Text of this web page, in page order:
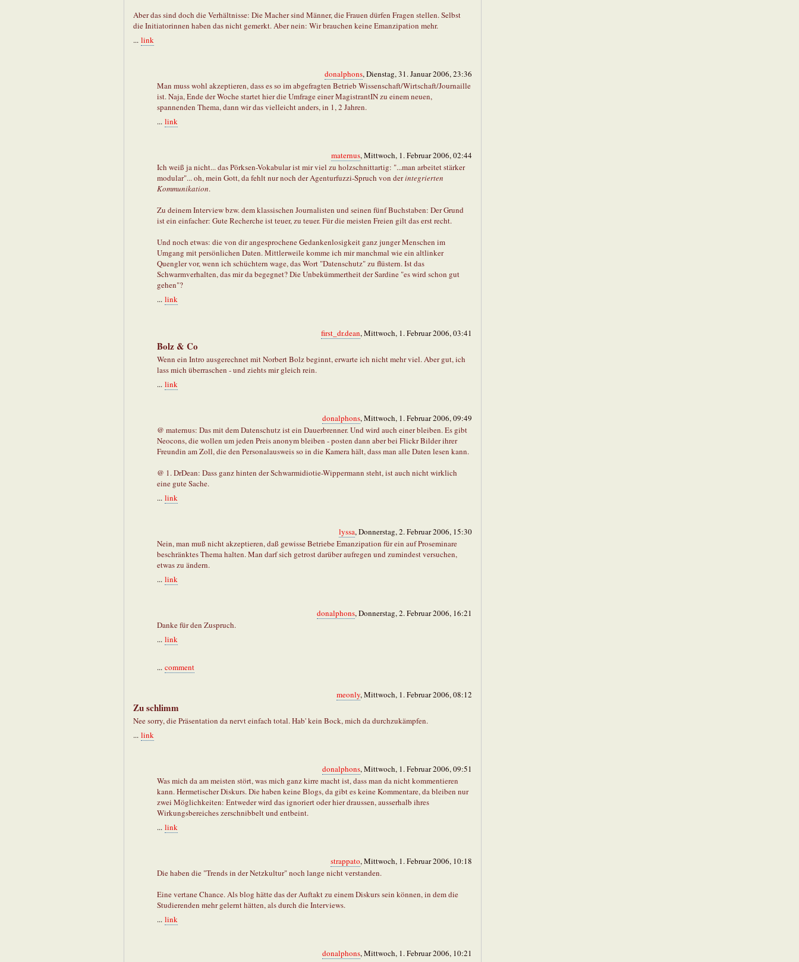
Aber das sind doch die Verhältnisse: Die Macher sind Männer, die Frauen dürfen Fragen stellen. Selbst
die Initiatorinnen haben das nicht gemerkt. Aber nein: Wir brauchen keine Emanzipation mehr.
... link
donalphons, Dienstag, 31. Januar 2006, 23:36
Man muss wohl akzeptieren, dass es so im abgefragten Betrieb Wissenschaft/Wirtschaft/Journaille
ist. Naja, Ende der Woche startet hier die Umfrage einer MagistrantIN zu einem neuen,
spannenden Thema, dann wir das vielleicht anders, in 1, 2 Jahren.
... link
maternus, Mittwoch, 1. Februar 2006, 02:44
Ich weiß ja nicht... das Pörksen-Vokabular ist mir viel zu holzschnittartig: "...man arbeitet stärker
modular"... oh, mein Gott, da fehlt nur noch der Agenturfuzzi-Spruch von derintegrierten
Kommunikation.
Zu deinem Interview bzw. dem klassischen Journalisten und seinen fünf Buchstaben: Der Grund
ist ein einfacher: Gute Recherche ist teuer, zu teuer. Für die meisten Freien gilt das erst recht.
Und noch etwas: die von dir angesprochene Gedankenlosigkeit ganz junger Menschen im
Umgang mit persönlichen Daten. Mittlerweile komme ich mir manchmal wie ein altlinker
Quengler vor, wenn ich schüchtern wage, das Wort "Datenschutz" zu flüstern. Ist das
Schwarmverhalten, das mir da begegnet? Die Unbekümmertheit der Sardine "es wird schon gut
gehen"?
... link
first_dr.dean, Mittwoch, 1. Februar 2006, 03:41
Bolz & Co
Wenn ein Intro ausgerechnet mit Norbert Bolz beginnt, erwarte ich nicht mehr viel. Aber gut, ich
lass mich überraschen - und ziehts mir gleich rein.
... link
donalphons, Mittwoch, 1. Februar 2006, 09:49
@ maternus: Das mit dem Datenschutz ist ein Dauerbrenner. Und wird auch einer bleiben. Es gibt
Neocons, die wollen um jeden Preis anonym bleiben - posten dann aber bei Flickr Bilder ihrer
Freundin am Zoll, die den Personalausweis so in die Kamera hält, dass man alle Daten lesen kann.
@ 1. DrDean: Dass ganz hinten der Schwarmidiotie-Wippermann steht, ist auch nicht wirklich
eine gute Sache.
... link
lyssa, Donnerstag, 2. Februar 2006, 15:30
Nein, man muß nicht akzeptieren, daß gewisse Betriebe Emanzipation für ein auf Proseminare
beschränktes Thema halten. Man darf sich getrost darüber aufregen und zumindest versuchen,
etwas zu ändern.
... link
donalphons, Donnerstag, 2. Februar 2006, 16:21
Danke für den Zuspruch.
... link
... comment
meonly, Mittwoch, 1. Februar 2006, 08:12
Zu schlimm
Nee sorry, die Präsentation da nervt einfach total. Hab' kein Bock, mich da durchzukämpfen.
... link
donalphons, Mittwoch, 1. Februar 2006, 09:51
Was mich da am meisten stört, was mich ganz kirre macht ist, dass man da nicht kommentieren
kann. Hermetischer Diskurs. Die haben keine Blogs, da gibt es keine Kommentare, da bleiben nur
zwei Möglichkeiten: Entweder wird das ignoriert oder hier draussen, ausserhalb ihres
Wirkungsbereiches zerschnibbelt und entbeint.
... link
strappato, Mittwoch, 1. Februar 2006, 10:18
Die haben die "Trends in der Netzkultur" noch lange nicht verstanden.
Eine vertane Chance. Als blog hätte das der Auftakt zu einem Diskurs sein können, in dem die
Studierenden mehr gelernt hätten, als durch die Interviews.
... link
donalphons, Mittwoch, 1. Februar 2006, 10:21